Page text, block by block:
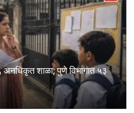
अनधिकृत शाळा; पुणे विभागात ५३